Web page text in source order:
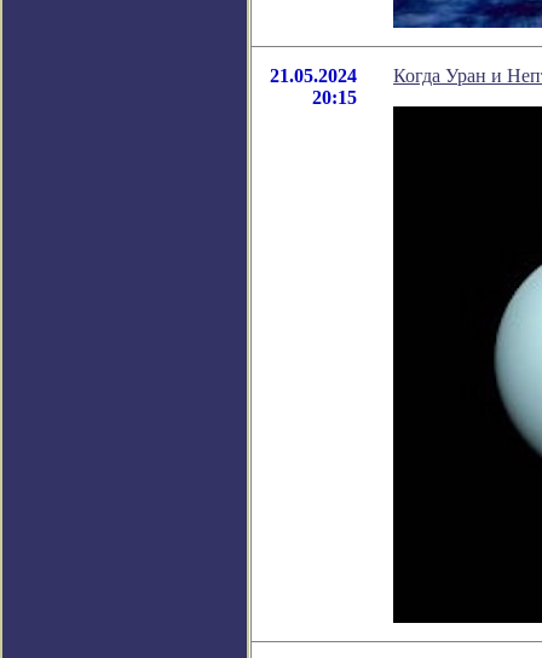
21.05.2024
20:15
Когда Уран и